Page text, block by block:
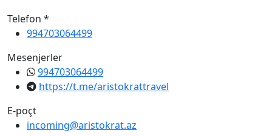
Telefon *
994703064499
Mesenjerler
994703064499
https://t.me/aristokrattravel
E-poçt
incoming@aristokrat.az